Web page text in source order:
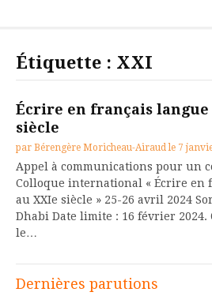
Étiquette : XXI
Écrire en français langue
siècle
par Bérengère Moricheau-Airaud le 7
Appel à communications pour un
Colloque international « Écrire en
au XXIe siècle » 25-26 avril 2024
Dhabi Date limite : 16 février 2024.
le…
Dernières parutions